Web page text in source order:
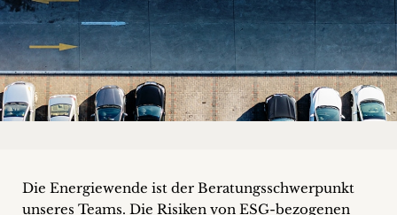
Karriere
+
Blog
Podcasts
Die Energiewende ist der Beratungsschwerpunkt
unseres Teams. Die Risiken von ESG-bezogenen